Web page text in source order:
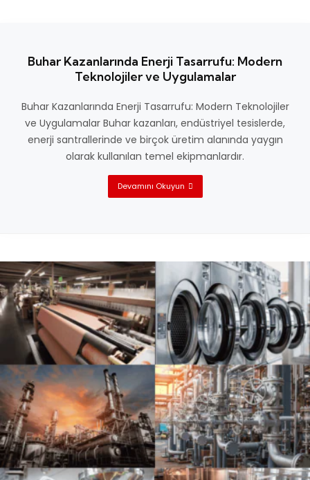
Buhar Kazanlarında Enerji Tasarrufu: Modern
Teknolojiler ve Uygulamalar
Buhar Kazanlarında Enerji Tasarrufu: Modern Teknolojiler
ve Uygulamalar Buhar kazanları, endüstriyel tesislerde,
enerji santrallerinde ve birçok üretim alanında yaygın
olarak kullanılan temel ekipmanlardır.
Devamını Okuyun